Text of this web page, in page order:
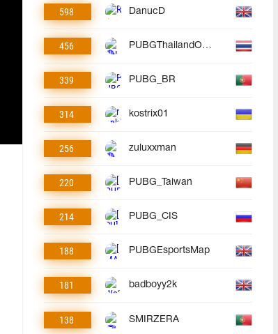
598 DanucD
456 PUBGThailandOfficial
339 PUBG_BR
314 kostrix01
256 zuluxxman
220 PUBG_Taiwan
214 PUBG_CIS
188 PUBGEsportsMap
181 badboyy2k
138 SMIRZERA